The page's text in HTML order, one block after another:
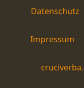
Datenschutz
Impressum